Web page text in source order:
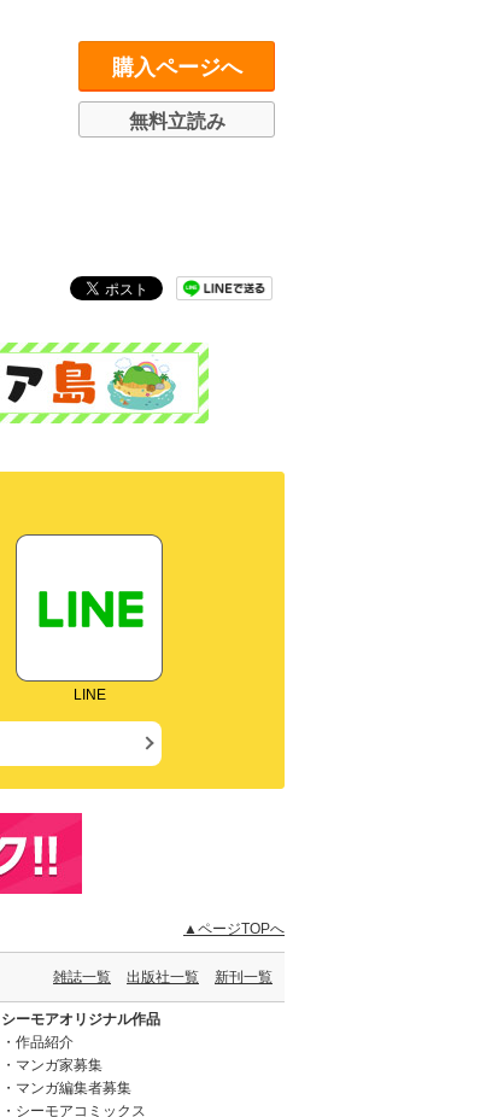
購入ページへ
無料立読み
LINE
▲ページTOPへ
雑誌一覧 出版社一覧 新刊一覧
シーモアオリジナル作品
作品紹介
マンガ家募集
マンガ編集者募集
シーモアコミックス